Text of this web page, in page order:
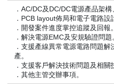
．AC/DC及DC/DC電源產品架
．PCB layout佈局和電子電路設
．開發案件進度掌控追蹤及回報。
．解決電源EMC及安規驗證問題
．支援產線異常電源電路問題
產。
．支援客戶解決技術問題及相關
．其他主管交辦事項。